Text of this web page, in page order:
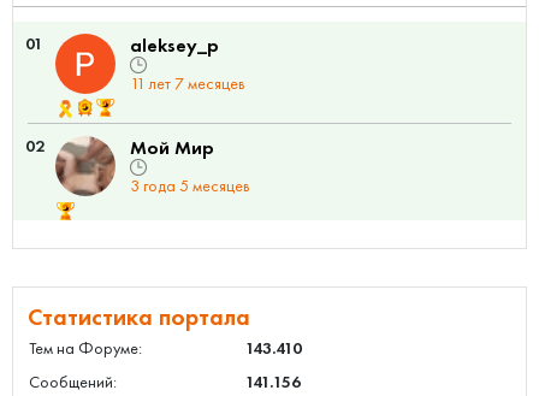
01 aleksey_p
11 лет 7 месяцев
02 Мой Мир
3 года 5 месяцев
Статистика портала
Тем на Форуме:
143.410
Сообщений:
141.156